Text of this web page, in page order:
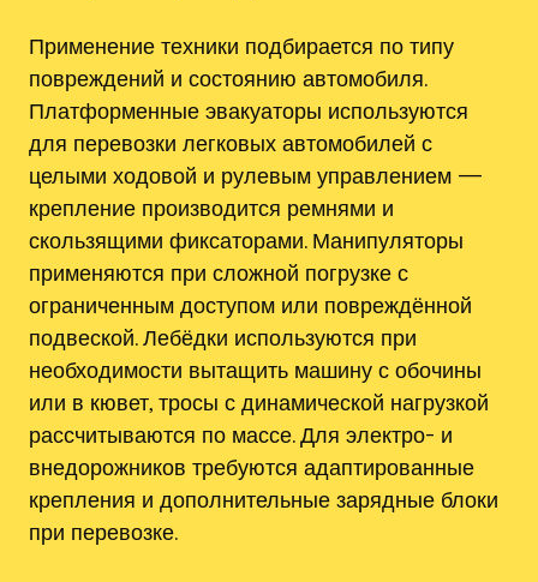
Применение техники подбирается по типу
повреждений и состоянию автомобиля.
Платформенные эвакуаторы используются
для перевозки легковых автомобилей с
целыми ходовой и рулевым управлением —
крепление производится ремнями и
скользящими фиксаторами. Манипуляторы
применяются при сложной погрузке с
ограниченным доступом или повреждённой
подвеской. Лебёдки используются при
необходимости вытащить машину с обочины
или в кювет, тросы с динамической нагрузкой
рассчитываются по массе. Для электро- и
внедорожников требуются адаптированные
крепления и дополнительные зарядные блоки
при перевозке.